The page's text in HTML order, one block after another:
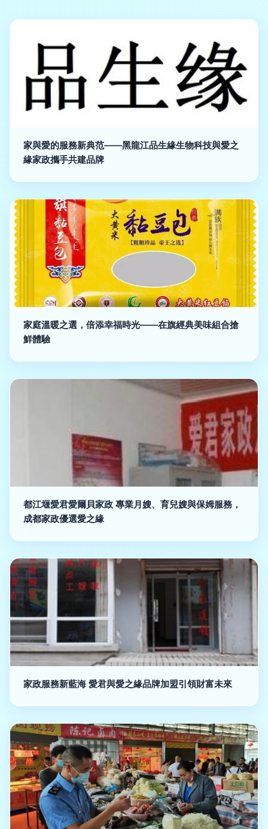
家與愛的服務新典范——黑龍江品生緣生物科技與愛之
緣家政攜手共建品牌
家庭溫暖之選，倍添幸福時光——在旗經典美味組合搶
鮮體驗
都江堰愛君愛爾貝家政 專業月嫂、育兒嫂與保姆服務，
成都家政優選愛之緣
家政服務新藍海 愛君與愛之緣品牌加盟引領財富未來